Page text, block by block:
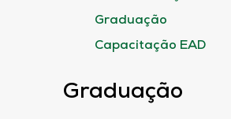
Graduação
Capacitação EAD
Graduação